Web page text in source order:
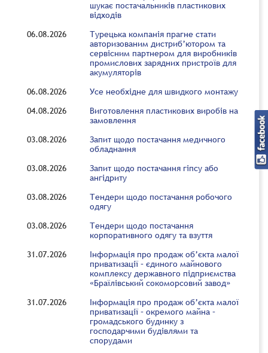
шукає постачальників пластикових
відходів
06.08.2026
Турецька компанія прагне стати
авторизованим дистриб’ютором та
сервісним партнером для виробників
промислових зарядних пристроїв для
акумуляторів
06.08.2026
Усе необхідне для швидкого монтажу
04.08.2026
Виготовлення пластикових виробів на
замовлення
03.08.2026
Запит щодо постачання медичного
обладнання
03.08.2026
Запит щодо постачання гіпсу або
ангідриту
03.08.2026
Тендери щодо постачання робочого
одягу
03.08.2026
Тендери щодо постачання
корпоративного одягу та взуття
31.07.2026
Інформація про продаж об’єкта малої
приватизації – єдиного майнового
комплексу державного підприємства
«Браїлівський сокоморсовий завод»
31.07.2026
Інформація про продаж об’єкта малої
приватизації – окремого майна –
громадського будинку з
господарчими будівлями та
спорудами